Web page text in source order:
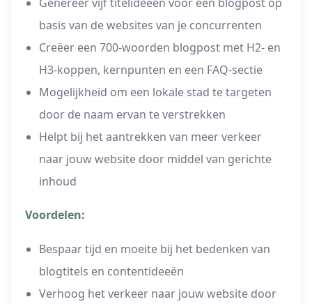
Genereer vijf titelideeën voor een blogpost op
basis van de websites van je concurrenten
Creëer een 700-woorden blogpost met H2- en
H3-koppen, kernpunten en een FAQ-sectie
Mogelijkheid om een lokale stad te targeten
door de naam ervan te verstrekken
Helpt bij het aantrekken van meer verkeer
naar jouw website door middel van gerichte
inhoud
Voordelen:
Bespaar tijd en moeite bij het bedenken van
blogtitels en contentideeën
Verhoog het verkeer naar jouw website door